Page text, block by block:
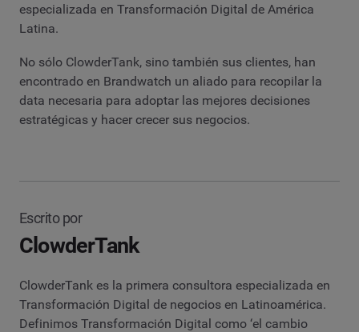
especializada en Transformación Digital de América
Latina.
No sólo ClowderTank, sino también sus clientes, han
encontrado en Brandwatch un aliado para recopilar la
data necesaria para adoptar las mejores decisiones
estratégicas y hacer crecer sus negocios.
Escrito por
ClowderTank
ClowderTank es la primera consultora especializada en
Transformación Digital de negocios en Latinoamérica.
Definimos Transformación Digital como ‘el cambio